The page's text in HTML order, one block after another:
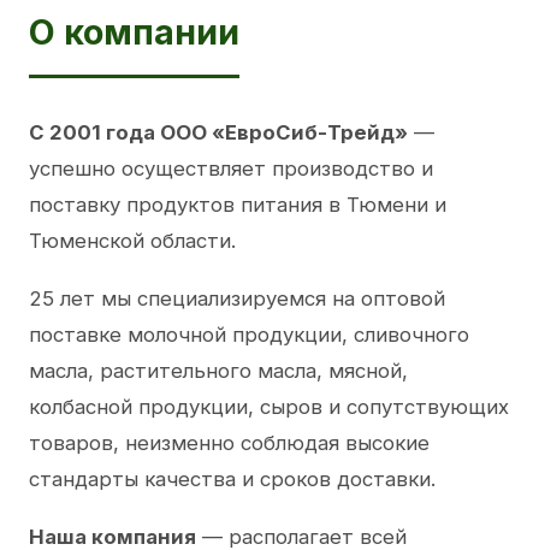
О компании
С 2001 года ООО «ЕвроСиб-Трейд» —
успешно осуществляет производство и
поставку продуктов питания в Тюмени и
Тюменской области.
25 лет мы специализируемся на оптовой
поставке молочной продукции, сливочного
масла, растительного масла, мясной,
колбасной продукции, сыров и сопутствующих
товаров, неизменно соблюдая высокие
стандарты качества и сроков доставки.
Наша компания — располагает всей